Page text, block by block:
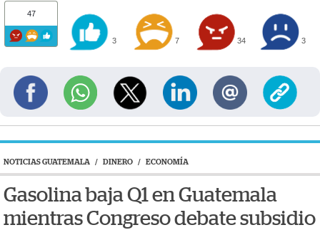
47
3 7 34 3
NOTICIAS GUATEMALA / DINERO / ECONOMÍA
Gasolina baja Q1 en Guatemala
mientras Congreso debate subsidio